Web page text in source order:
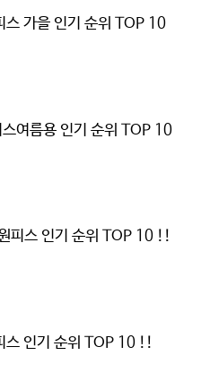
스 가을 인기 순위 TOP 10
여름용 인기 순위 TOP 10
피스 인기 순위 TOP 10 !!
스 인기 순위 TOP 10 !!